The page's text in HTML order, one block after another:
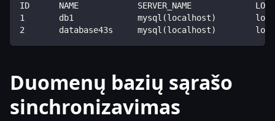
ID      NAME            SERVER_NAME
1       db1             mysql(localhost)
2       database43s     mysql(localhost)
Duomenų bazių sąrašo
sinchronizavimas